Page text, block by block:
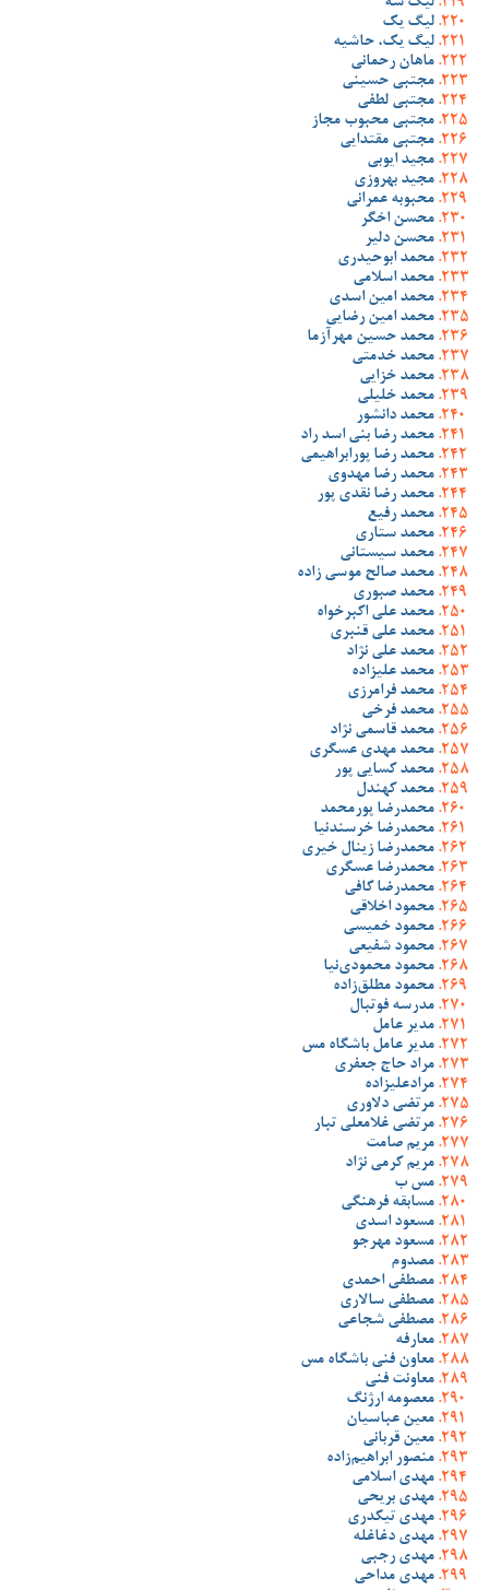
لیگ سه
لیگ یک
لیگ یک، حاشیه
ماهان رحمانی
مجتبی حسینی
مجتبی لطفی
مجتبی محبوب مجاز
مجتبی مقتدایی
مجید ایوبی
مجید بهروزی
محبوبه عمرانی
محسن اخگر
محسن دلیر
محمد ابوحیدری
محمد اسلامی
محمد امین اسدی
محمد امین رضایی
محمد حسین مهرآزما
محمد خدمتی
محمد خزایی
محمد خلیلی
محمد دانشور
محمد رضا بنی اسد راد
محمد رضا پورابراهیمی
محمد رضا مهدوی
محمد رضا نقدی پور
محمد رفیع
محمد ستاری
محمد سیستانی
محمد صالح موسی زاده
محمد صبوری
محمد علی اکبرخواه
محمد علی قنبری
محمد علی نژاد
محمد علیزاده
محمد فرامرزی
محمد فرخی
محمد قاسمی نژاد
محمد مهدی عسگری
محمد کسایی پور
محمد کهندل
محمدرضا پورمحمد
محمدرضا خرسندنیا
محمدرضا زینال خیری
محمدرضا عسگری
محمدرضا کافی
محمود اخلاقی
محمود خمیسی
محمود شفیعی
محمود محمودی‌نیا
محمود مطلق‌زاده
مدرسه فوتبال
مدیر عامل
مدیر عامل باشگاه مس
مراد حاج جعفری
مرادعلیزاده
مرتضی دلاوری
مرتضی غلامعلی تبار
مریم صامت
مریم کرمی نژاد
مس ب
مسابقه فرهنگی
مسعود اسدی
مسعود مهرجو
مصدوم
مصطفی احمدی
مصطفی سالاری
مصطفی شجاعی
معارفه
معاون فنی باشگاه مس
معاونت فنی
معصومه ارژنگ
معین عباسیان
معین قربانی
منصور ابراهیم‌زاده
مهدی اسلامی
مهدی بریحی
مهدی تیکدری
مهدی دغاغله
مهدی رجبی
مهدی مداحی